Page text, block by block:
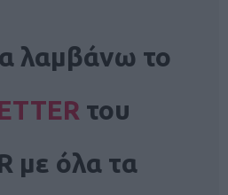
λαμβάνω το
του
με όλα τα